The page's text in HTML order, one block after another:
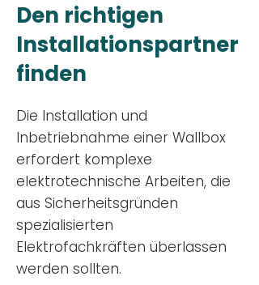
Den richtigen
Installationspartner
finden
Die Installation und
Inbetriebnahme einer Wallbox
erfordert komplexe
elektrotechnische Arbeiten, die
aus Sicherheitsgründen
spezialisierten
Elektrofachkräften überlassen
werden sollten.